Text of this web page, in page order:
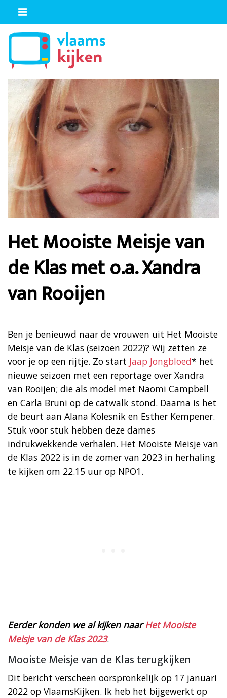
Het Mooiste Meisje van
de Klas met o.a. Xandra
van Rooijen
Ben je benieuwd naar de vrouwen uit Het Mooiste
Meisje van de Klas (seizoen 2022)? Wij zetten ze
voor je op een rijtje. Zo start Jaap Jongbloed* het
nieuwe seizoen met een reportage over Xandra
van Rooijen; die als model met Naomi Campbell
en Carla Bruni op de catwalk stond. Daarna is het
de beurt aan Alana Kolesnik en Esther Kempener.
Stuk voor stuk hebben deze dames
indrukwekkende verhalen. Het Mooiste Meisje van
de Klas 2022 is in de zomer van 2023 in herhaling
te kijken om 22.15 uur op NPO1.
Eerder konden we al kijken naarHet Mooiste
Meisje van de Klas 2023.
Mooiste Meisje van de Klas terugkijken
Dit bericht verscheen oorspronkelijk op 17 januari
2022 op VlaamsKijken. Ik heb het bijgewerkt op